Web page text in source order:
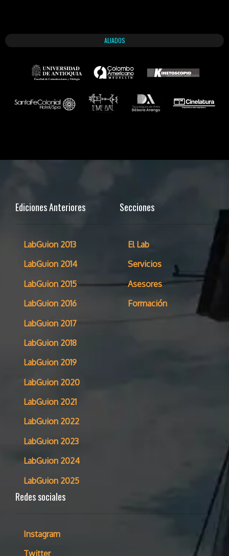
ALIADOS
Ediciones Anteriores
LabGuion 2013
LabGuion 2014
LabGuion 2015
LabGuion 2016
LabGuion 2017
LabGuion 2018
LabGuion 2019
LabGuion 2020
LabGuion 2021
LabGuion 2022
LabGuion 2023
LabGuion 2024
LabGuion 2025
Secciones
El Lab
Servicios
Asesores
Formación
Redes sociales
Instagram
Twitter